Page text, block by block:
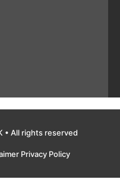
• All rights reserved
Privacy Policy